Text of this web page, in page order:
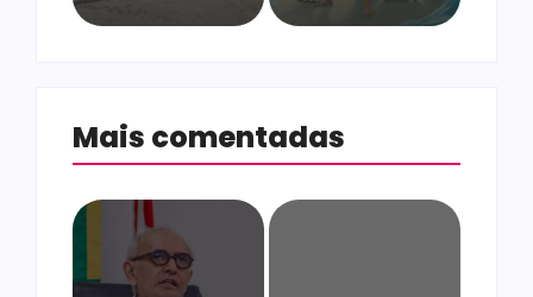
Mais comentadas